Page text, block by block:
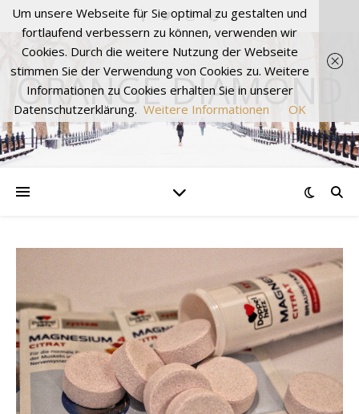
ORANGE DIAMOND
Um unsere Webseite für Sie optimal zu gestalten und
fortlaufend verbessern zu können, verwenden wir
Cookies. Durch die weitere Nutzung der Webseite
stimmen Sie der Verwendung von Cookies zu. Weitere
Informationen zu Cookies erhalten Sie in unserer
Datenschutzerklärung. Weitere Informationen OK